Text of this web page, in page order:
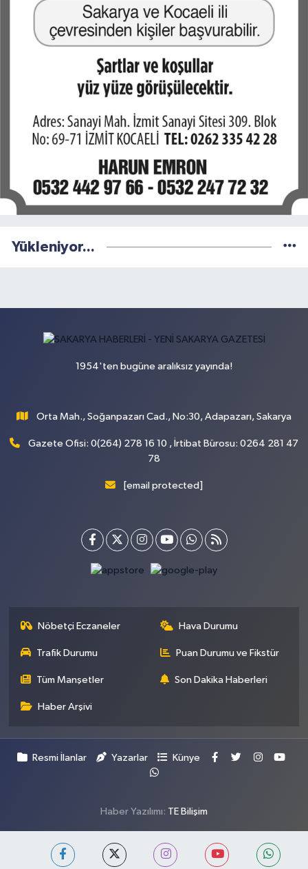
Yükleniyor...
1954'ten bugüne aralıksız yayında!
Orta Mah., Soğanpazarı Cad., No:30, Adapazarı, Sakarya
Gazete Ofisi: 0(264) 278 16 10 , İrtibat Bürosu: 0264 281 47
78
[email protected]
Nöbetçi Eczaneler Hava Durumu
Trafik Durumu Puan Durumu ve Fikstür
Tüm Manşetler Son Dakika Haberleri
Haber Arşivi
Resmi İlanlar Yazarlar Künye
Haber Yazılımı: TE Bilişim